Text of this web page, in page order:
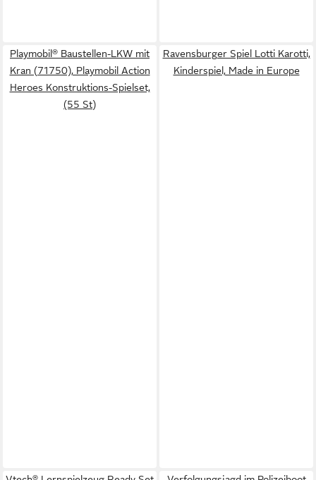
Playmobil® Baustellen-LKW mit
Kran (71750), Playmobil Action
Heroes Konstruktions-Spielset,
(55 St)
Ravensburger Spiel Lotti Karotti,
Kinderspiel, Made in Europe